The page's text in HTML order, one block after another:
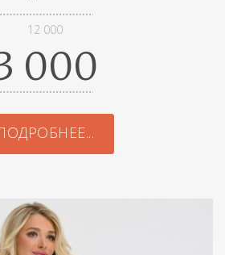
12 000
000